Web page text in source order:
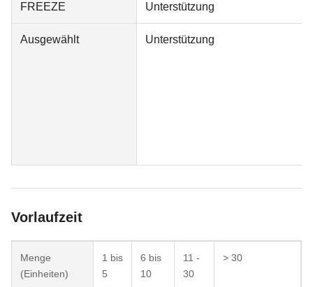
FREEZE Unterstützung
Ausgewählt Unterstützung
Vorlaufzeit
Menge
(Einheiten)
1 bis
5
6 bis
10
11 -
30
> 30